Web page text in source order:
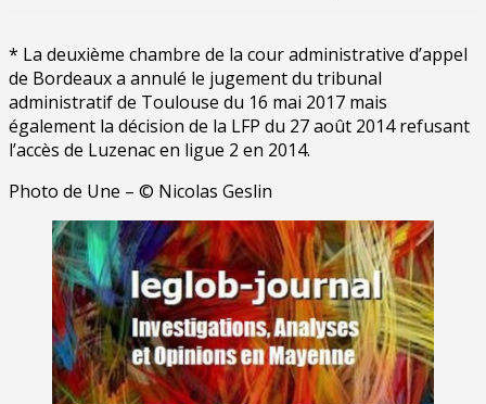
* La deuxième chambre de la cour administrative d’appel
de Bordeaux a annulé le jugement du tribunal
administratif de Toulouse du 16 mai 2017 mais
également la décision de la LFP du 27 août 2014 refusant
l’accès de Luzenac en ligue 2 en 2014.
Photo de Une – © Nicolas Geslin